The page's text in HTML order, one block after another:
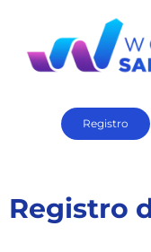
Registro
Registro